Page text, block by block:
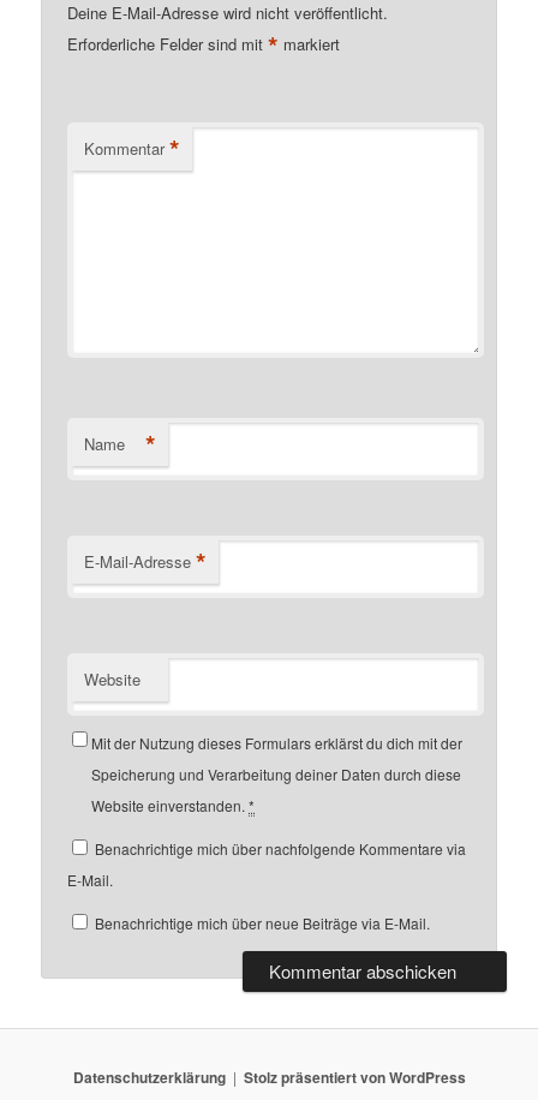
Deine E-Mail-Adresse wird nicht veröffentlicht.
Erforderliche Felder sind mit* markiert
Kommentar *
Name *
E-Mail-Adresse *
Website
Mit der Nutzung dieses Formulars erklärst du dich mit der
Speicherung und Verarbeitung deiner Daten durch diese
Website einverstanden.*
Benachrichtige mich über nachfolgende Kommentare via
E-Mail.
Benachrichtige mich über neue Beiträge via E-Mail.
Datenschutzerklärung Stolz präsentiert von WordPress